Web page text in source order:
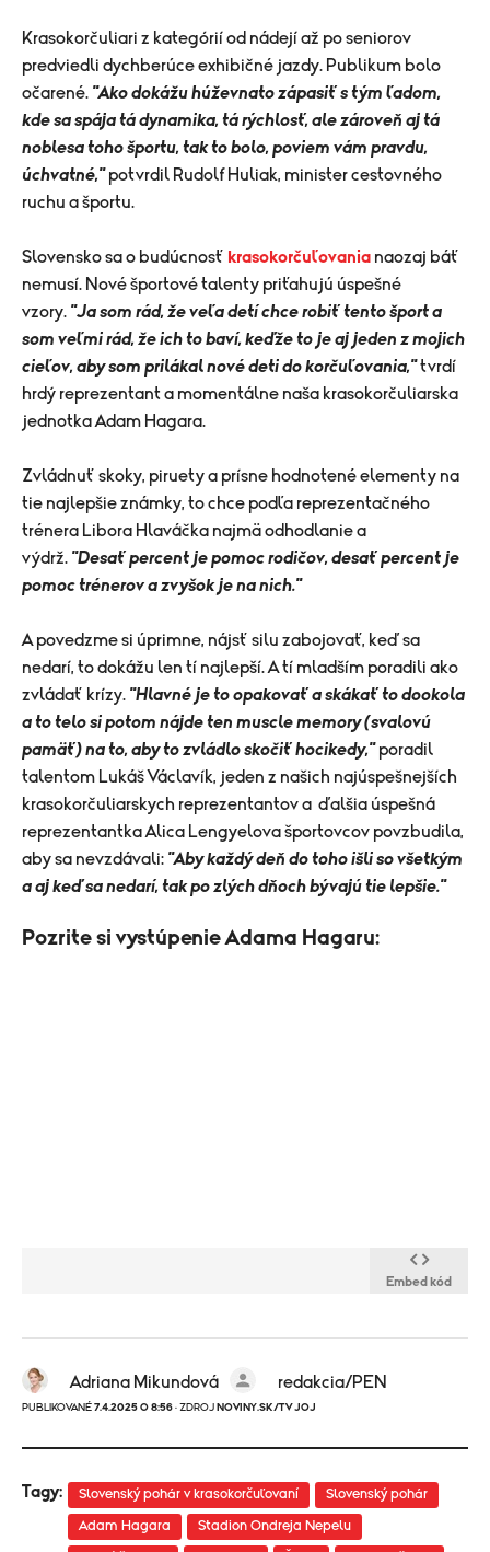
Krasokorčuliari z kategórií od nádejí až po seniorov
predviedli dychberúce exhibičné jazdy. Publikum bolo
očarené. "Ako dokážu húževnato zápasiť s tým ľadom,
kde sa spája tá dynamika, tá rýchlosť, ale zároveň aj tá
noblesa toho športu, tak to bolo, poviem vám pravdu,
úchvatné," potvrdil Rudolf Huliak, minister cestovného
ruchu a športu.
Slovensko sa o budúcnosť krasokorčuľovania naozaj báť
nemusí. Nové športové talenty priťahujú úspešné
vzory. "Ja som rád, že veľa detí chce robiť tento šport a
som veľmi rád, že ich to baví, keďže to je aj jeden z mojich
cieľov, aby som prilákal nové deti do korčuľovania,"tvrdí
hrdý reprezentant a momentálne naša krasokorčuliarska
jednotka Adam Hagara.
Zvládnuť skoky, piruety a prísne hodnotené elementy na
tie najlepšie známky, to chce podľa reprezentačného
trénera Libora Hlaváčka najmä odhodlanie a
výdrž. "Desať percent je pomoc rodičov, desať percent je
pomoc trénerov a zvyšok je na nich."
A povedzme si úprimne, nájsť silu zabojovať, keď sa
nedarí, to dokážu len tí najlepší. A tí mladším poradili ako
zvládať krízy. "Hlavné je to opakovať a skákať to dookola
a to telo si potom nájde ten muscle memory (svalovú
pamäť) na to, aby to zvládlo skočiť hocikedy,"poradil
talentom Lukáš Václavík, jeden z našich najúspešnejších
krasokorčuliarskych reprezentantov a ďalšia úspešná
reprezentantka Alica Lengyelova športovcov povzbudila,
aby sa nevzdávali: "Aby každý deň do toho išli so všetkým
a aj keď sa nedarí, tak po zlých dňoch bývajú tie lepšie."
Pozrite si vystúpenie Adama Hagaru:
Embed kód
Adriana Mikundová redakcia/PEN
PUBLIKOVANÉ 7.4.2025 O 8:56 · ZDROJ NOVINY.SK/TV JOJ
Tagy: Slovenský pohár v krasokorčuľovaní Slovenský pohár
Adam Hagara Stadion Ondreja Nepelu